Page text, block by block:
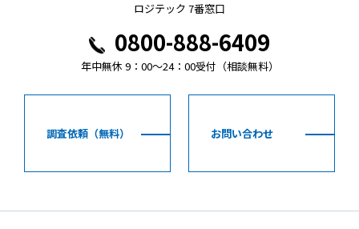
ロジテック 7番窓口
0800-888-6409
年中無休 9：00～24：00受付（相談無料）
調査依頼（無料） お問い合わせ